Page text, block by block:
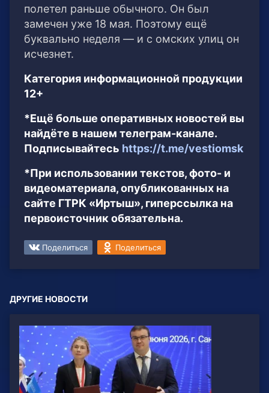
полетел раньше обычного. Он был
замечен уже 18 мая. Поэтому ещё
буквально неделя — и с омских улиц он
исчезнет.
Категория информационной продукции
12+
*Ещё больше оперативных новостей вы
найдёте в нашем телеграм-канале.
Подписывайтесь https://t.me/vestiomsk
*При использовании текстов, фото- и
видеоматериала, опубликованных на
сайте ГТРК «Иртыш», гиперссылка на
первоисточник обязательна.
Поделиться Поделиться
ДРУГИЕ НОВОСТИ